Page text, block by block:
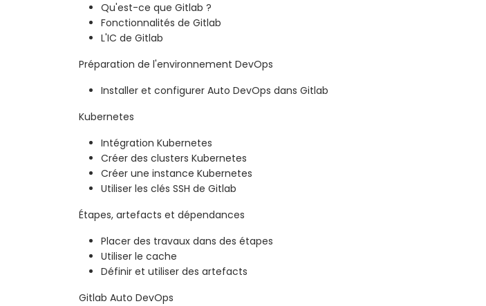
Qu'est-ce que Gitlab ?
Fonctionnalités de Gitlab
L'IC de Gitlab
Préparation de l'environnement DevOps
Installer et configurer Auto DevOps dans Gitlab
Kubernetes
Intégration Kubernetes
Créer des clusters Kubernetes
Créer une instance Kubernetes
Utiliser les clés SSH de Gitlab
Étapes, artefacts et dépendances
Placer des travaux dans des étapes
Utiliser le cache
Définir et utiliser des artefacts
Gitlab Auto DevOps